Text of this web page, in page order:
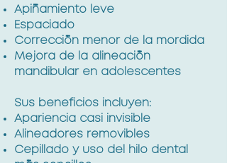
Apiñamiento leve
Espaciado
Corrección menor de la mordida
Mejora de la alineación
mandibular en adolescentes
Sus beneficios incluyen:
Apariencia casi invisible
Alineadores removibles
Cepillado y uso del hilo dental